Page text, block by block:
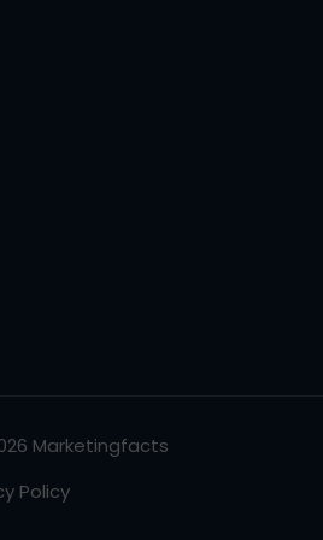
Marketingfacts
Policy